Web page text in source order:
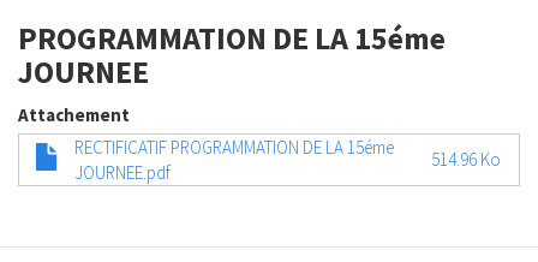
PROGRAMMATION DE LA 15éme
JOURNEE
Attachement
RECTIFICATIF PROGRAMMATION DE LA 15éme
JOURNEE.pdf
514.96 Ko